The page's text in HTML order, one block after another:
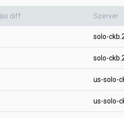
diff Szerver
solo-
solo-
us-solo-
us-solo-